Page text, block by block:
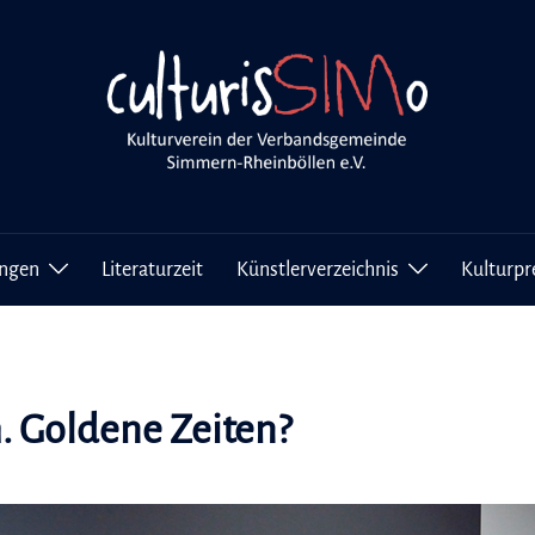
Literaturzeit Künstlerverzeichnis
Goldene Zeiten?